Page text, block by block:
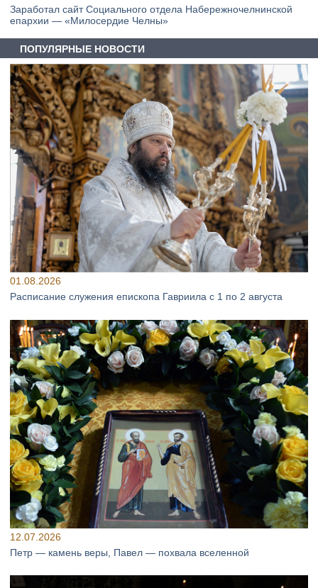
Заработал сайт Социального отдела Набережночелнинской
епархии — «Милосердие Челны»
ПОПУЛЯРНЫЕ НОВОСТИ
01.08.2026
Расписание служения епископа Гавриила с 1 по 2 августа
12.07.2026
Петр — камень веры, Павел — похвала вселенной